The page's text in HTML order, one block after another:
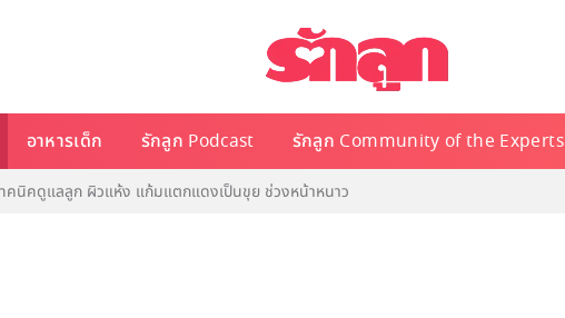
อาหารเด็ก รักลูก Podcast รักลูก Community of the Experts
คนิคดูแลลูก ผิวแห้ง แก้มแตกแดงเป็นขุย ช่วงหน้าหนาว